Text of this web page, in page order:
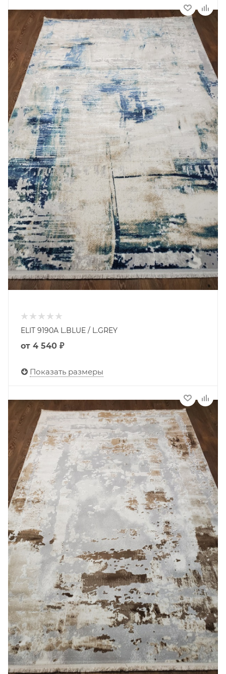
ELIT 9190A L.BLUE / L.GREY
от 4 540 ₽
Показать размеры